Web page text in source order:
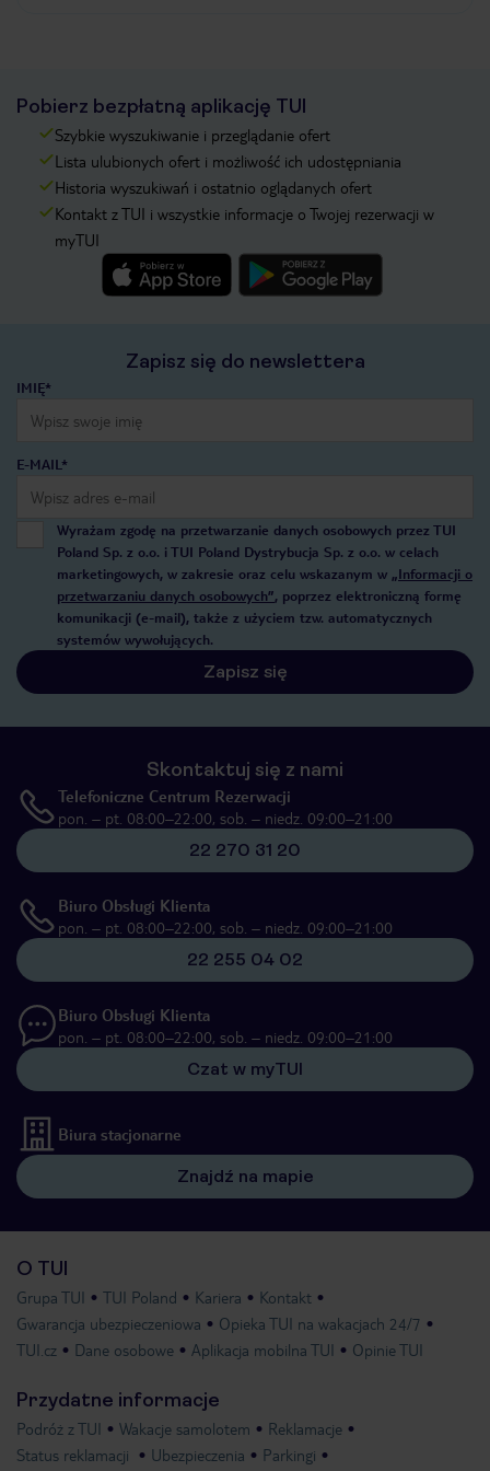
Pobierz bezpłatną aplikację TUI
Szybkie wyszukiwanie i przeglądanie ofert
Lista ulubionych ofert i możliwość ich udostępniania
Historia wyszukiwań i ostatnio oglądanych ofert
Kontakt z TUI i wszystkie informacje o Twojej rezerwacji w
myTUI
Zapisz się do newslettera
IMIĘ*
E-MAIL*
Wyrażam zgodę na przetwarzanie danych osobowych przez TUI
Poland Sp. z o.o. i TUI Poland Dystrybucja Sp. z o.o. w celach
marketingowych, w zakresie oraz celu wskazanym w „Informacji o
przetwarzaniu danych osobowych”, poprzez elektroniczną formę
komunikacji (e-mail), także z użyciem tzw. automatycznych
systemów wywołujących.
Zapisz się
Skontaktuj się z nami
Telefoniczne Centrum Rezerwacji
pon. – pt. 08:00–22:00, sob. – niedz. 09:00–21:00
22 270 31 20
Biuro Obsługi Klienta
pon. – pt. 08:00–22:00, sob. – niedz. 09:00–21:00
22 255 04 02
Biuro Obsługi Klienta
pon. – pt. 08:00–22:00, sob. – niedz. 09:00–21:00
Czat w myTUI
Biura stacjonarne
Znajdź na mapie
O TUI
Grupa TUI TUI Poland Kariera
Kontakt
Gwarancja ubezpieczeniowa
Opieka TUI na wakacjach 24/7
TUI.cz
Dane osobowe Aplikacja mobilna TUI Opinie TUI
Przydatne informacje
Podróż z TUI Wakacje samolotem
Reklamacje
Status reklamacji
Ubezpieczenia Parkingi